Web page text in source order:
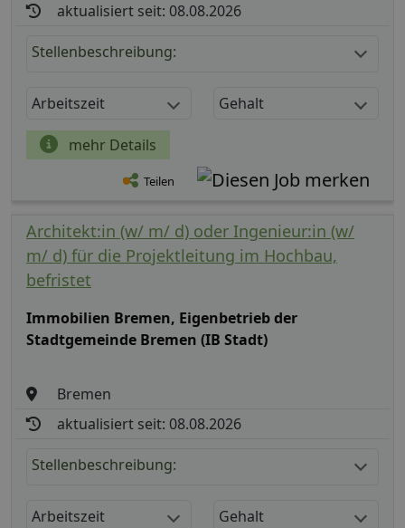
aktualisiert seit: 08.08.2026
Stellenbeschreibung:
Arbeitszeit Gehalt
mehr Details
Teilen
Architekt:in (w/ m/ d) oder Ingenieur:in (w/
m/ d) für die Projektleitung im Hochbau,
befristet
Immobilien Bremen, Eigenbetrieb der
Stadtgemeinde Bremen (IB Stadt)
Bremen
aktualisiert seit: 08.08.2026
Stellenbeschreibung:
Arbeitszeit Gehalt